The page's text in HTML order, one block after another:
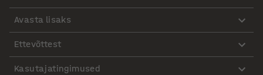
Avasta lisaks
Ettevõttest
Kasutajatingimused